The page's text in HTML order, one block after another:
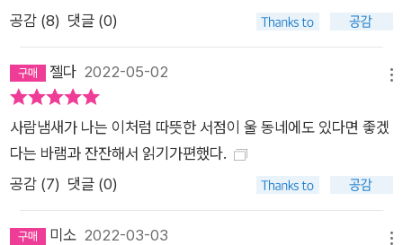
공감 (8) 댓글 (0)
젤다 2022-05-02
사람냄새가 나는 이처럼 따뜻한 서점이 울 동네에도 있다면 좋겠
다는 바램과 잔잔해서 읽기가편했다.
공감 (7) 댓글 (0)
미소 2022-03-03